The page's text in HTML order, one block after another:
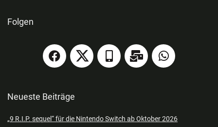
Folgen
Neueste Beiträge
„9 R.I.P. sequel“ für die Nintendo Switch ab Oktober 2026